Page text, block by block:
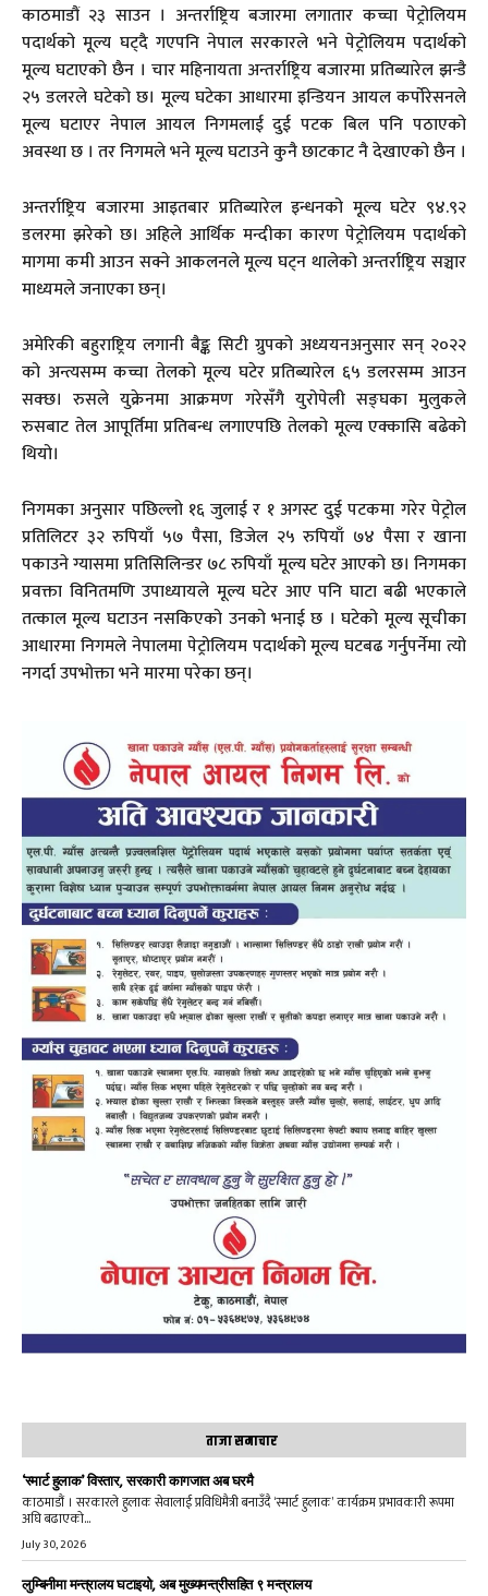
काठमाडौं २३ साउन । अन्तर्राष्ट्रिय बजारमा लगातार कच्चा पेट्रोलियम
पदार्थको मूल्य घट्दै गएपनि नेपाल सरकारले भने पेट्रोलियम पदार्थको
मूल्य घटाएको छैन । चार महिनायता अन्तर्राष्ट्रिय बजारमा प्रतिब्यारेल झन्डै
२५ डलरले घटेको छ। मूल्य घटेका आधारमा इन्डियन आयल कर्पोरेसनले
मूल्य घटाएर नेपाल आयल निगमलाई दुई पटक बिल पनि पठाएको
अवस्था छ । तर निगमले भने मूल्य घटाउने कुनै छाटकाट नै देखाएको छैन ।
अन्तर्राष्ट्रिय बजारमा आइतबार प्रतिब्यारेल इन्धनको मूल्य घटेर ९४.९२
डलरमा झरेको छ। अहिले आर्थिक मन्दीका कारण पेट्रोलियम पदार्थको
मागमा कमी आउन सक्ने आकलनले मूल्य घट्न थालेको अन्तर्राष्ट्रिय सञ्चार
माध्यमले जनाएका छन्।
अमेरिकी बहुराष्ट्रिय लगानी बैङ्क सिटी ग्रुपको अध्ययनअनुसार सन् २०२२
को अन्त्यसम्म कच्चा तेलको मूल्य घटेर प्रतिब्यारेल ६५ डलरसम्म आउन
सक्छ। रुसले युक्रेनमा आक्रमण गरेसँगै युरोपेली सङ्घका मुलुकले
रुसबाट तेल आपूर्तिमा प्रतिबन्ध लगाएपछि तेलको मूल्य एक्कासि बढेको
थियो।
निगमका अनुसार पछिल्लो १६ जुलाई र १ अगस्ट दुई पटकमा गरेर पेट्रोल
प्रतिलिटर ३२ रुपियाँ ५७ पैसा, डिजेल २५ रुपियाँ ७४ पैसा र खाना
पकाउने ग्यासमा प्रतिसिलिन्डर ७८ रुपियाँ मूल्य घटेर आएको छ। निगमका
प्रवक्ता विनितमणि उपाध्यायले मूल्य घटेर आए पनि घाटा बढी भएकाले
तत्काल मूल्य घटाउन नसकिएको उनको भनाई छ । घटेको मूल्य सूचीका
आधारमा निगमले नेपालमा पेट्रोलियम पदार्थको मूल्य घटबढ गर्नुपर्नेमा त्यो
नगर्दा उपभोक्ता भने मारमा परेका छन्।
ताजा समाचार
‘स्मार्ट हुलाक’ विस्तार, सरकारी कागजात अब घरमै
काठमाडौं । सरकारले हुलाक सेवालाई प्रविधिमैत्री बनाउँदै ‘स्मार्ट हुलाक’ कार्यक्रम प्रभावकारी रूपमा
अघि बढाएको...
July 30, 2026
लुम्बिनीमा मन्त्रालय घटाइयो, अब मुख्यमन्त्रीसहित ९ मन्त्रालय